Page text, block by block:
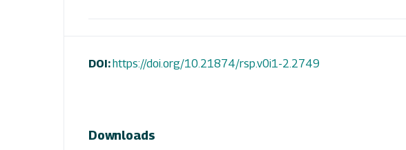
DOI:https://doi.org/10.21874/rsp.v0i1-2.2749
Downloads